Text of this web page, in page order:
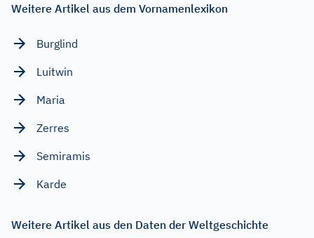
Weitere Artikel aus dem Vornamenlexikon
Burglind
Luitwin
Maria
Zerres
Semiramis
Karde
Weitere Artikel aus den Daten der Weltgeschichte